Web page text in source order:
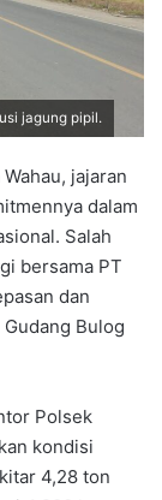
jagung pipil.
jajaran
dalam
Salah
bersama PT
dan
Bulog
Polsek
kondisi
4,28 ton